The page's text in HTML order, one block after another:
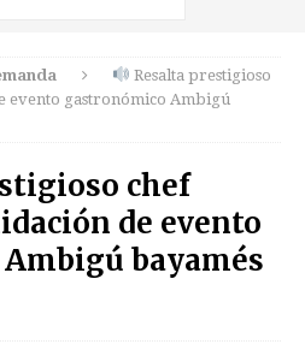
Resalta prestigioso
evento gastronómico Ambigú
chef
de evento
bayamés